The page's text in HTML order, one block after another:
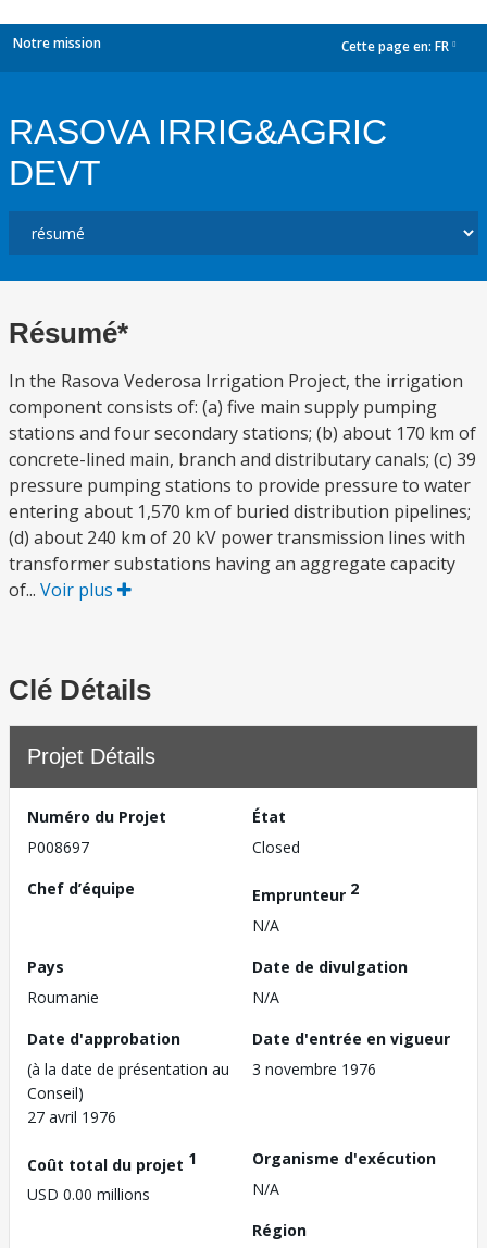
Notre mission Cette page en: FR
RASOVA IRRIG&AGRIC
DEVT
Résumé*
In the Rasova Vederosa Irrigation Project, the irrigation
component consists of: (a) five main supply pumping
stations and four secondary stations; (b) about 170 km of
concrete-lined main, branch and distributary canals; (c) 39
pressure pumping stations to provide pressure to water
entering about 1,570 km of buried distribution pipelines;
(d) about 240 km of 20 kV power transmission lines with
transformer substations having an aggregate capacity
of... Voir plus
Clé Détails
Projet Détails
Numéro du Projet
P008697
État
Closed
Chef d’équipe
Emprunteur 2
N/A
Pays
Roumanie
Date de divulgation
N/A
Date d'approbation
(à la date de présentation au
Conseil)
27 avril 1976
Date d'entrée en vigueur
3 novembre 1976
Coût total du projet 1
USD 0.00 millions
Organisme d'exécution
N/A
Région